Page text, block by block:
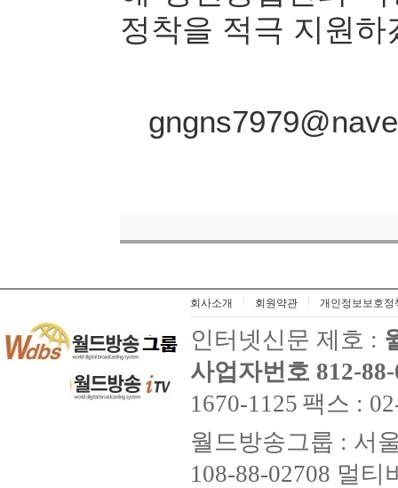
정착을 적극 지원하
회사소개 회원약관 개인정보보호정
인터넷신문 제호 :
사업자번호 812-
1670-1125 팩스 :
월드방송그룹 : 서
108-88-02708 멀